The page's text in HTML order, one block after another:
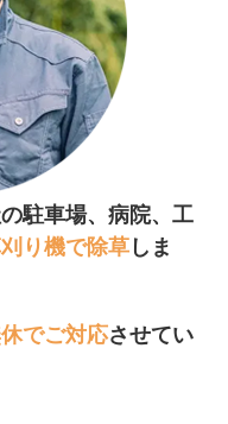
駐車場、病院、工
り機で除草 しま
でご対応させてい